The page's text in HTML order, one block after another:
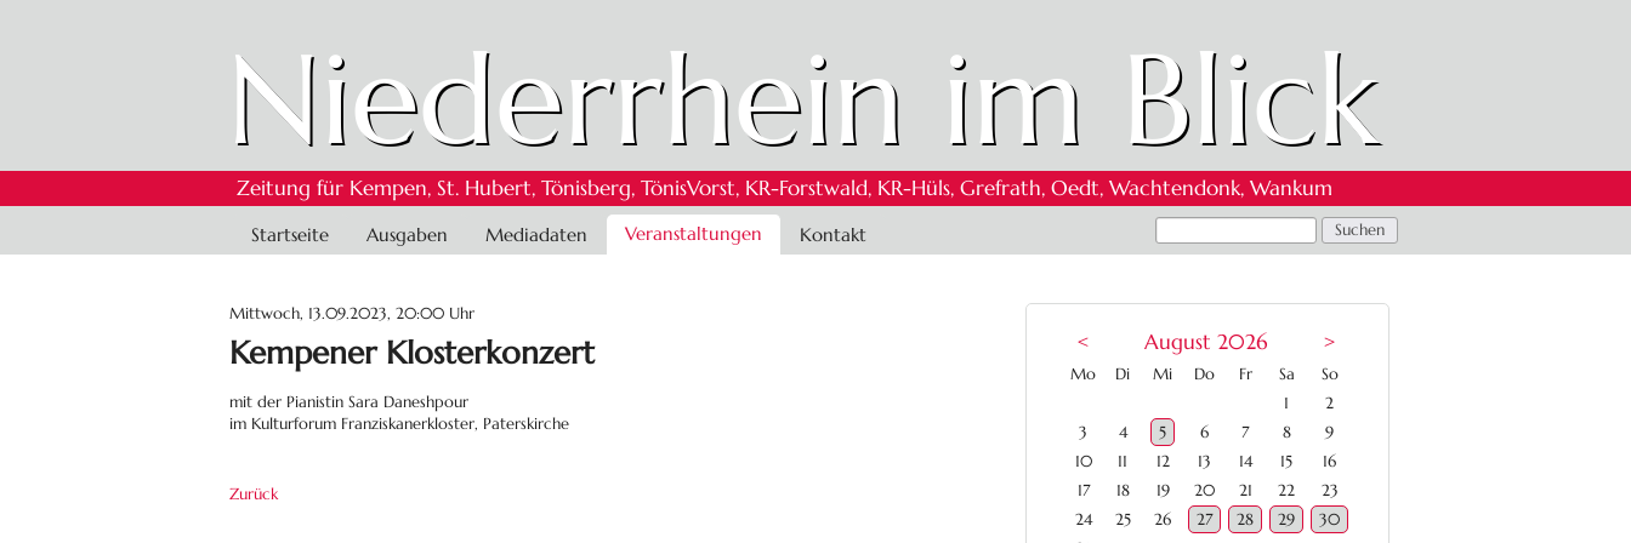
Niederrhein im Blick
Zeitung für Kempen, St. Hubert, Tönisberg, TönisVorst, KR-Forstwald, KR-Hüls, Grefrath, Oedt, Wachtendonk, Wankum
Navigation
überspringen
Startseite Ausgaben Mediadaten Veranstaltungen Kontakt
Mittwoch, 13.09.2023, 20:00 Uhr
Kempener Klosterkonzert
mit der Pianistin Sara Daneshpour
im Kulturforum Franziskanerkloster, Paterskirche
Zurück
< August 2026 >
Montag
Dienstag
Mittwoch
Donnerstag
FreitagSamstag
Sonntag
1
2
3
4 5 6 7 8
9
10
11 12 13 14 15
16
17
18 19 20 21 22
23
24
25 26 27 28 29
30